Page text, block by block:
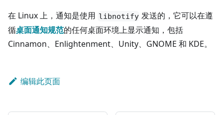
在 Linux 上，通知是使用 libnotify 发送的，它可以在遵
循桌面通知规范的任何桌面环境上显示通知，包括
Cinnamon、Enlightenment、Unity、GNOME 和 KDE。
编辑此页面